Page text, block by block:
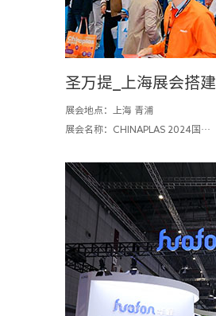
圣万提_上海展会搭建
展会地点：上海 青浦
展会名称：CHINAPLAS 2024国际橡塑展